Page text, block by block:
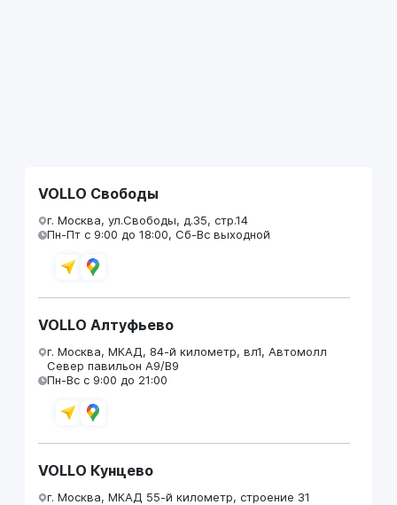
VOLLO Свободы
г. Москва, ул.Свободы, д.35, стр.14
Пн-Пт с 9:00 до 18:00, Сб-Вс выходной
VOLLO Алтуфьево
г. Москва, МКАД, 84-й километр, вл1, Автомолл
Север павильон А9/В9
Пн-Вс с 9:00 до 21:00
VOLLO Кунцево
г. Москва, МКАД 55-й километр, строение 31